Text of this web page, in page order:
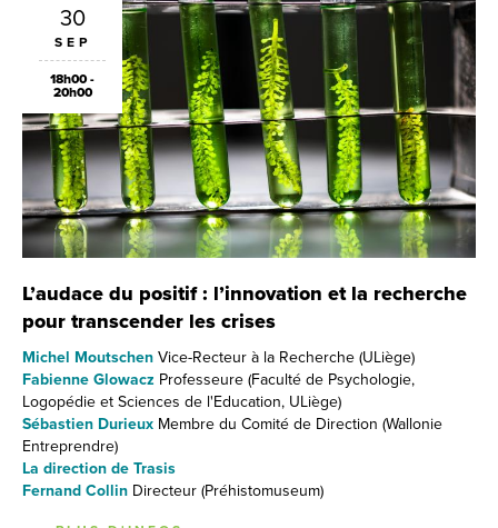
30
SEP
18h00 -
20h00
L’audace du positif : l’innovation et la recherche
pour transcender les crises
Michel Moutschen Vice-Recteur à la Recherche (ULiège)
Fabienne Glowacz Professeure (Faculté de Psychologie,
Logopédie et Sciences de l'Education, ULiège)
Sébastien Durieux Membre du Comité de Direction (Wallonie
Entreprendre)
La direction de Trasis
Fernand Collin Directeur (Préhistomuseum)